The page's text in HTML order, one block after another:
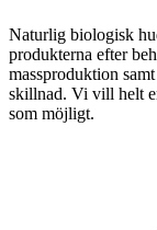
Naturlig biologisk
produkterna efter
massproduktion
skillnad. Vi vill helt
som möjligt.